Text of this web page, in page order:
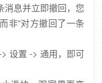
消息并立即撤回，您
非“对方撤回了一条
设置 -> 通用，即可